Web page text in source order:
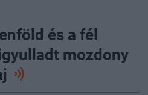
és a fél
mozdony